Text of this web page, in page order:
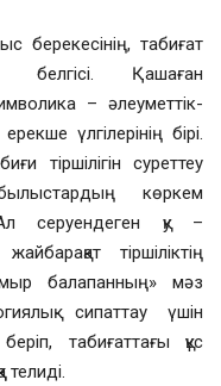
берекесінің, табиғат
белгісі. Қашаған
– әлеуметтік-
үлгілерінің бірі.
тіршілігін суреттеу
көркем
серуендеген қу –
тіршіліктің
балапанның» мәз
сипаттау үшін
табиғаттағы құс
телиді.